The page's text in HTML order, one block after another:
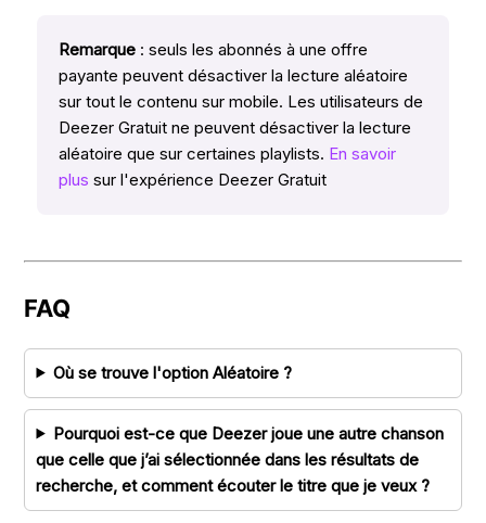
Remarque : seuls les abonnés à une offre
payante peuvent désactiver la lecture aléatoire
sur tout le contenu sur mobile. Les utilisateurs de
Deezer Gratuit ne peuvent désactiver la lecture
aléatoire que sur certaines playlists. En savoir
plus sur l'expérience Deezer Gratuit
FAQ
Où se trouve l'option Aléatoire ?
Pourquoi est-ce que Deezer joue une autre chanson
que celle que j’ai sélectionnée dans les résultats de
recherche, et comment écouter le titre que je veux ?